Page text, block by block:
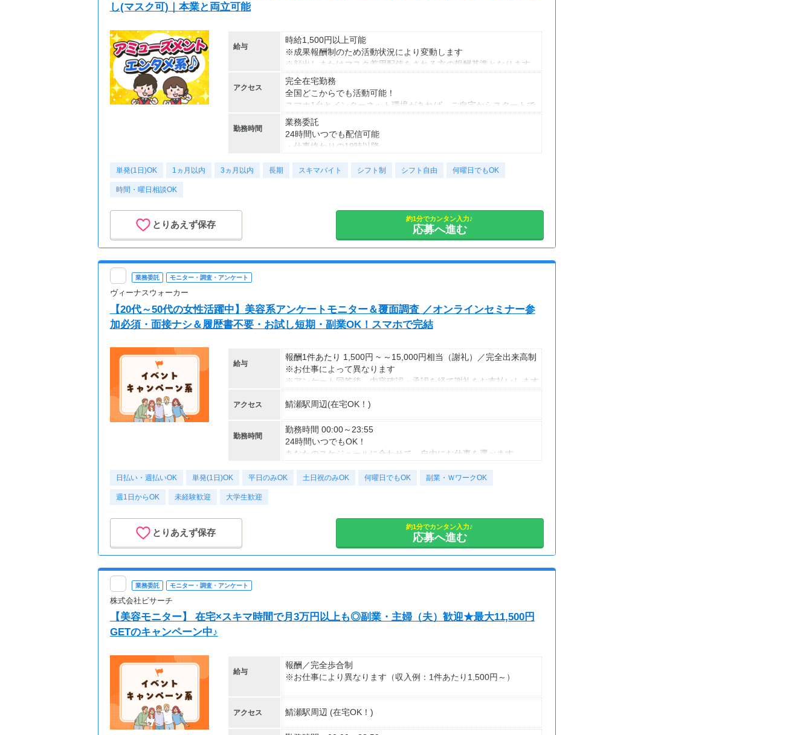
し(マスク可)｜本業と両立可能
給与
時給1,500円以上可能
※成果報酬制のため活動状況により変動します
※顔出しまたはマスク着用配信をされる方の報酬基準となります
【収入例】
■事務職Aさん（週3日・月50時間程度）
月収8万円～15万円
■営業職Bさん（週4日・月80時間程度）
月収15万円～25万円
■主婦Cさん（月100時間程度）
月収20万円以上
本業や家庭と両立しながら副業として活動されています。
アクセス
完全在宅勤務
全国どこからでも活動可能！
スマホ1台とインターネット環境があれば、ご自宅からスタートで
きます。
通勤時間ゼロだから、本業やプライベートとの両立もラクラク♪
勤務時間
業務委託
24時間いつでも配信可能
・仕事終わりの19時以降
・スキマ時間だけ
安定した活動を目指す方には、月30〜50時間以上の配信を推奨し
単発(1日)OK 1ヵ月以内 3ヵ月以内 長期 スキマバイト シフト制 シフト自由 何曜日でもOK
時間・曜日相談OK
とりあえず保存
約1分でカンタン入力♪
応募へ進む
業務委託 モニター・調査・アンケート
ヴィーナスウォーカー
【20代～50代の女性活躍中】美容系アンケートモニター＆覆面調査 ／オンラインセミナー参
加必須・面接ナシ＆履歴書不要・お試し短期・副業OK！スマホで完結
給与
報酬1件あたり 1,500円 ~ ～15,000円相当（謝礼）／完全出来高制
※お仕事によって異なります
※アンケート回答後、内容確認・承認を経て謝礼をお支払いします
【お仕事の一例】
◆ 美容サプリのお試しモニター
話題の美容サプリをお得に体験し、リアルな感想を送るだけ♪
キレイになりながらポイントがもらえる、人気のモニターです！
・所要時間：10～20分
スキンケア・ヘアケア商品を実際に使ってレビュー！
美容好きにぴったりの、楽しみながらできるお仕事です。
◆ 生活に役立つサービスの調査
保険相談・クレカ発行など、サービス体験後にアンケートに回答す
・案件数 ：10～20件
・所要時間：1～2時間
・謝礼 ：2,000～10,000PT（1P＝1円）
★今だけ！お得なキャンペーン実施中★
電話セミナーに参加 & モニター応募完了で、Amazonギフトカード
アクセス 鯖瀬駅周辺(在宅OK！)
勤務時間
勤務時間 00:00～23:55
24時間いつでもOK！
あなたのスケジュールに合わせて、自由にお仕事を選べます。
✔ 在宅ワークで完結！
★まずは電話セミナーにご参加ください★
ヴィーナスウォーカーでは、モニターの始め方や謝礼の受け取り方
スマホ1台でOK！ご自宅からリラックスして参加できます。
さらに、セミナー参加者限定の人気・高額案件もご紹介中！
在宅でできるお仕事なので、場所も時間も選ばず気軽にお仕事が可
能です♪
カフェや通勤・通学中、育児や家事の合い間、寝る前のちょとした
時間などなど、
自分の生活リズムに合わせてお小遣い稼ぎができますよ♪
日払い・週払いOK 単発(1日)OK 平日のみOK 土日祝のみOK 何曜日でもOK 副業・ＷワークOK
週1日からOK 未経験歓迎 大学生歓迎
とりあえず保存
約1分でカンタン入力♪
応募へ進む
業務委託 モニター・調査・アンケート
株式会社ビサーチ
【美容モニター】 在宅×スキマ時間で月3万円以上も◎副業・主婦（夫）歓迎★最大11,500円
GETのキャンペーン中♪
給与
報酬／完全歩合制
※お仕事により異なります（収入例：1件あたり1,500円～）
最大11,500円GET（弊社規定による）
アクセス 鯖瀬駅周辺 (在宅OK！)